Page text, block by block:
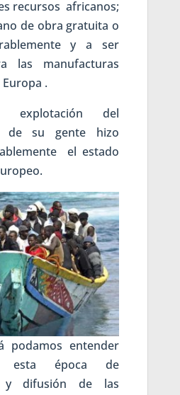
recursos africanos;
de obra gratuita o
y a ser
las manufacturas
.
explotación del
de su gente hizo
el estado
podamos entender
esta época de
y difusión de las